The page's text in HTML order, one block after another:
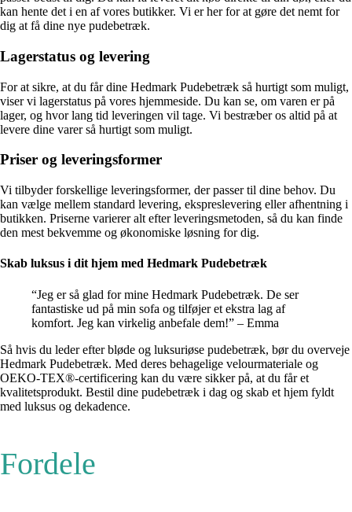
kan hente det i en af vores butikker. Vi er her for at gøre det nemt for
dig at få dine nye pudebetræk.
Lagerstatus og levering
For at sikre, at du får dine Hedmark Pudebetræk så hurtigt som muligt,
viser vi lagerstatus på vores hjemmeside. Du kan se, om varen er på
lager, og hvor lang tid leveringen vil tage. Vi bestræber os altid på at
levere dine varer så hurtigt som muligt.
Priser og leveringsformer
Vi tilbyder forskellige leveringsformer, der passer til dine behov. Du
kan vælge mellem standard levering, ekspreslevering eller afhentning i
butikken. Priserne varierer alt efter leveringsmetoden, så du kan finde
den mest bekvemme og økonomiske løsning for dig.
Skab luksus i dit hjem med Hedmark Pudebetræk
“Jeg er så glad for mine Hedmark Pudebetræk. De ser
fantastiske ud på min sofa og tilføjer et ekstra lag af
komfort. Jeg kan virkelig anbefale dem!” – Emma
Så hvis du leder efter bløde og luksuriøse pudebetræk, bør du overveje
Hedmark Pudebetræk. Med deres behagelige velourmateriale og
OEKO-TEX®-certificering kan du være sikker på, at du får et
kvalitetsprodukt. Bestil dine pudebetræk i dag og skab et hjem fyldt
med luksus og dekadence.
Fordele